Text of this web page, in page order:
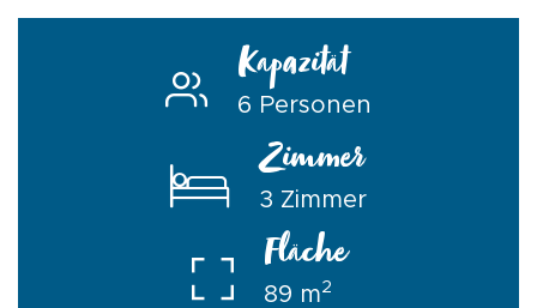
Kapazität
6 Personen
Zimmer
3 Zimmer
Fläche
89 m2